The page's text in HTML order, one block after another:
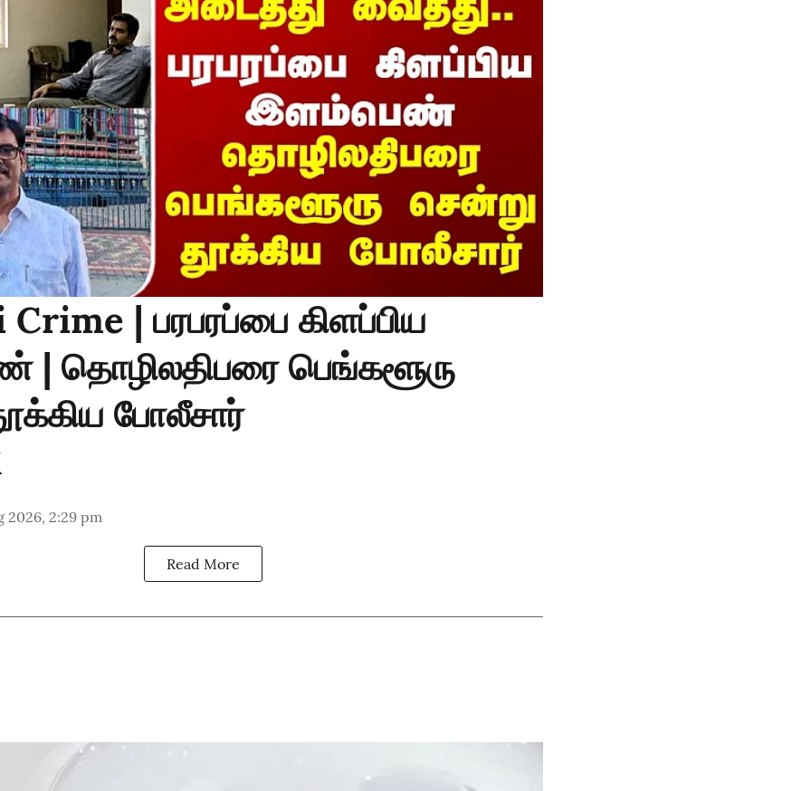
| பரபரப்பை கிளப்பிய
தொழிலதிபரை பெங்களூரு
போலீசார்
2026, 2:29 pm
Read More